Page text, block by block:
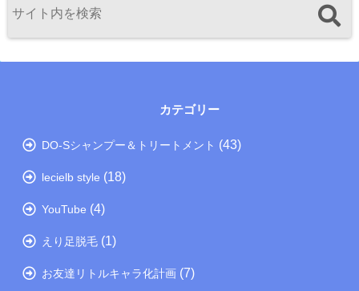
カテゴリー
DO-Sシャンプー＆トリートメント (43)
lecielb style (18)
YouTube (4)
えり足脱毛 (1)
お友達リトルキャラ化計画 (7)